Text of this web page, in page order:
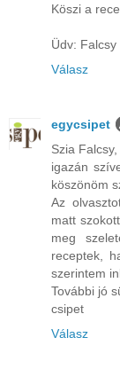
Köszi a
Üdv: Falcsy
Válasz
egycsipet
Szia Falcsy,
igazán
köszönöm
Az
matt
meg
receptek,
szerintem
További jó
csipet
Válasz